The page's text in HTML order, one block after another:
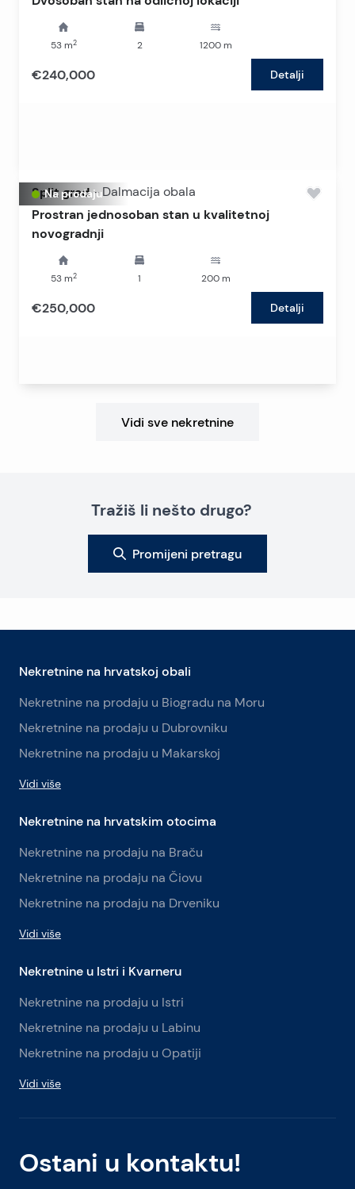
53m2 2 1200m
€240,000 Detalji
Na prodaju
Split grad - Dalmacija obala
Prostran jednosoban stan u kvalitetnoj
novogradnji
53m2 1 200m
€250,000 Detalji
Vidi sve nekretnine
Tražiš li nešto drugo?
Promijeni pretragu
Ostani u kontaktu!
Nekretnine na hrvatskoj obali
Nekretnine na prodaju u Biogradu na Moru
Nekretnine na prodaju u Dubrovniku
Nekretnine na prodaju u Makarskoj
Vidi više
Nekretnine na hrvatskim otocima
Nekretnine na prodaju na Braču
Nekretnine na prodaju na Čiovu
Nekretnine na prodaju na Drveniku
Vidi više
Nekretnine u Istri i Kvarneru
Nekretnine na prodaju u Istri
Nekretnine na prodaju u Labinu
Nekretnine na prodaju u Opatiji
Vidi više